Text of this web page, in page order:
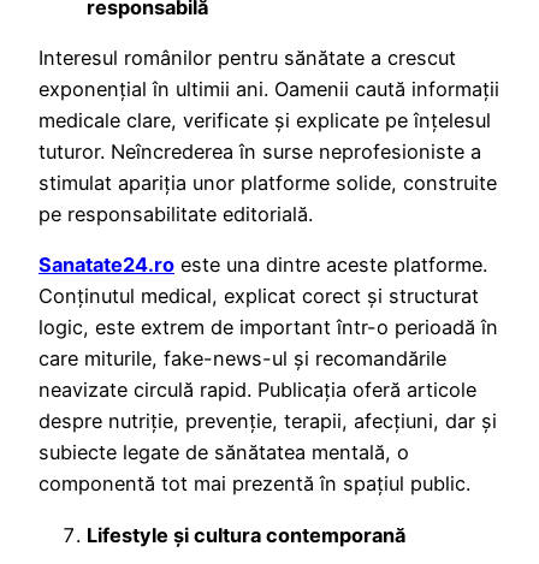
responsabilă
Interesul românilor pentru sănătate a crescut
exponențial în ultimii ani. Oamenii caută informații
medicale clare, verificate și explicate pe înțelesul
tuturor. Neîncrederea în surse neprofesioniste a
stimulat apariția unor platforme solide, construite
pe responsabilitate editorială.
Sanatate24.ro este una dintre aceste platforme.
Conținutul medical, explicat corect și structurat
logic, este extrem de important într-o perioadă în
care miturile, fake-news-ul și recomandările
neavizate circulă rapid. Publicația oferă articole
despre nutriție, prevenție, terapii, afecțiuni, dar și
subiecte legate de sănătatea mentală, o
componentă tot mai prezentă în spațiul public.
Lifestyle și cultura contemporană